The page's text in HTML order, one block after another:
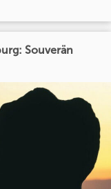
Souverän